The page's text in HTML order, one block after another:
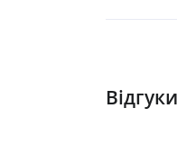
Відгуки